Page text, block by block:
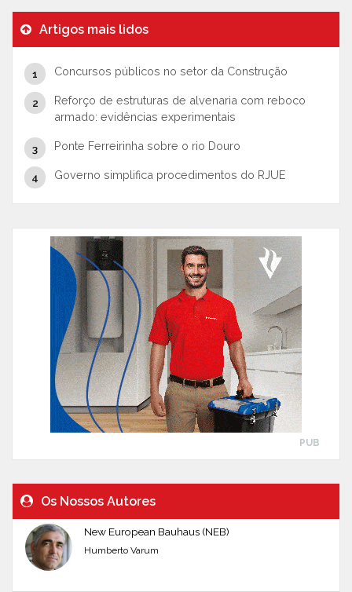
Artigos mais lidos
Concursos públicos no setor da Construção
Reforço de estruturas de alvenaria com reboco
armado: evidências experimentais
Ponte Ferreirinha sobre o rio Douro
Governo simplifica procedimentos do RJUE
PUB
Os Nossos Autores
New European Bauhaus (NEB)
Humberto Varum